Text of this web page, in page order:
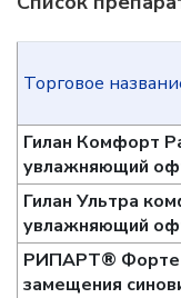
Торговое
Гилан Комфорт
увлажняющий
Гилан Ультра
увлажняющий
РИПАРТ® Форте
замещения